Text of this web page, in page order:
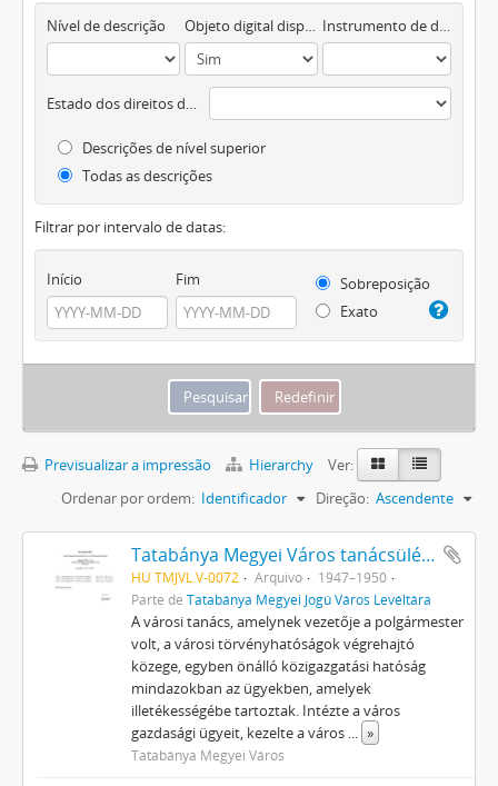
Nível de descrição Objeto digital disponível Instrumento de descrição documental
Estado dos direitos de autor
Descrições de nível superior
Todas as descrições
Filtrar por intervalo de datas:
Início Fim
Sobreposição
Exato
Previsualizar a impressão Hierarchy
Ver:
Ordenar por ordem: Identificador Direção: Ascendente
Tatabánya Megyei Város tanácsüléseinek jegyzőkönyvei
HU TMJVL V-0072 Arquivo
1947–1950
Parte de Tatabánya Megyei Jogú Város Levéltára
A városi tanács, amelynek vezetője a polgármester
volt, a városi törvényhatóságok végrehajtó
közege, egyben önálló közigazgatási hatóság
mindazokban az ügyekben, amelyek
illetékességébe tartoztak. Intézte a város
gazdasági ügyeit, kezelte a város ... »
Tatabánya Megyei Város